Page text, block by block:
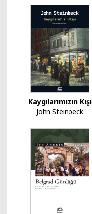
Kaygılarımızın Kışı
John Steinbeck